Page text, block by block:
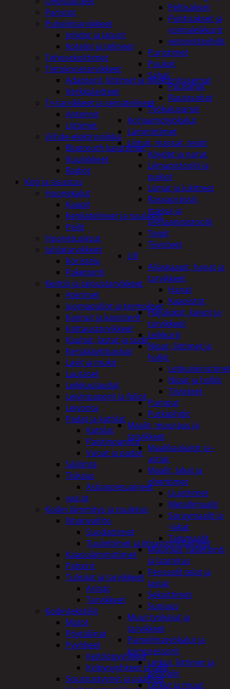
Peltisakset
Pulttisakset ja
voimaleikkurit
vetoniittipihdit
Puristimet
Puukot
Sahat
Puusahat
Rautasahat
Työkalusarjat
Korjaamotyökalut
Lämmittimet
Liimat, massat, teipit
Köydet ja narut
Liimapistoolit ja
puikot
Liimat ja lukitteet
Rasvaprässit,
massa ja
uretaanipistoolit
Teipit
Tiivisteet
LVI
Allaskaapit, hanat ja
tarvikkeet
Hanat
Kaapistot
Hajulukot, kaivot ja
tarvikkeet
Leikkurit
Nipat, liittimet ja
holkit
Nipat ja holkit
Tiivisteet
Pumput
Putkipihdit
Maalit, muuraus ja
tarvikkeet
Maalikaukalot ja -
astiat
Maalit, lakat ja
ohentimet
Liuottimet
Metallimaalit
Spraymaalit ja
-lakat
Talomaalit
Muuraus, tapetointi
ja laatoitus
Pensselit telat ja
lastat
Sekoittimet
Suojaus
Muut työkalut ja
tarvikkeet
Paineilmatyökalut ja
kompressorit
Letkut, liittimet ja
pistoolit
Letkut ja muut
Paristot
Puhelintarvikkeet
Johdot ja laturit
Kotelot ja telineet
Tehosekoittimet
Tietokonetarvikkeet
Adapterit, liittimet ja telakointiasemat
Verkkolaitteet
Tv-tarvikkeet ja seinätelineet
Antennit
Liittimet
Viihde-elektroniikka
Bluetooth kaiuttimet
Kuulokkeet
Radiot
Koti ja sisustus
Huonekalut
Kaapit
Kenkätelineet ja naulakot
Peilit
Huonetuoksut
Juhlatarvikkeet
Koristelu
Paketointi
Keittiö ja taloustarvikkeet
Aterimet
Juomapullot ja termokset
Kannut ja kanisterit
Kattaustarvikkeet
Kauhat, lastat ja sudit
Kertakäyttöastiat
Lasit ja mukit
Lautaset
Leikkuulaudat
Leivinpaperit ja foliot
Leivonta
Padat ja kattilat
Kattilat
Paistinpannut
Vuoat ja padat
Säilöntä
Tiskaus
Astianpesuaineet
vaa'at
Kodin lämmitys ja tuuletus
Ilmanvaihto
Suodattimet
Tuulettimet ja Ilmastointilaitteet
Kaasulämmittimet
Patterit
Tulisijat ja tarvikkeet
Arinat
Tarvikkeet
Kodintekstiilit
Matot
Pöytäliinat
Pyyhkeet
Keittiöpyyhkeet
Kylpypyyhkeet ja takit
Sisustustyynyt ja päälliset